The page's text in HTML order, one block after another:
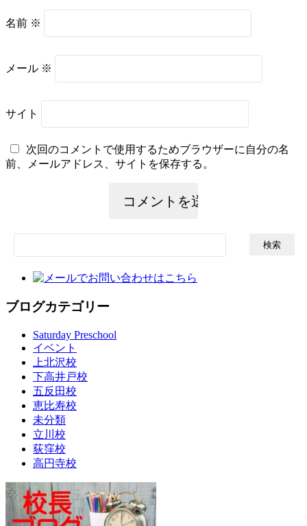
名前 ※
メール ※
サイト
次回のコメントで使用するためブラウザーに自分の名
前、メールアドレス、サイトを保存する。
索:
ブログカテゴリー
Saturday Preschool
イベント
上北沢校
下高井戸校
五反田校
恵比寿校
未分類
立川校
荻窪校
高円寺校